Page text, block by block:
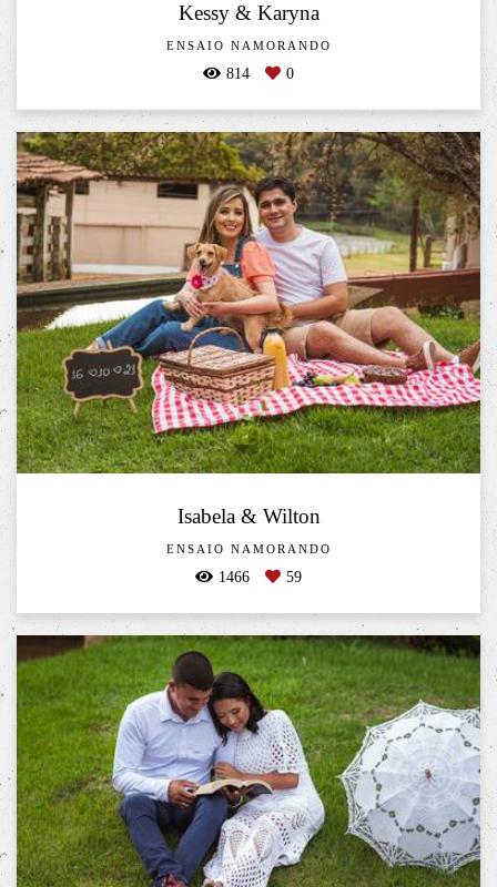
Kessy & Karyna
ENSAIO NAMORANDO
814 0
Isabela & Wilton
ENSAIO NAMORANDO
1466 59